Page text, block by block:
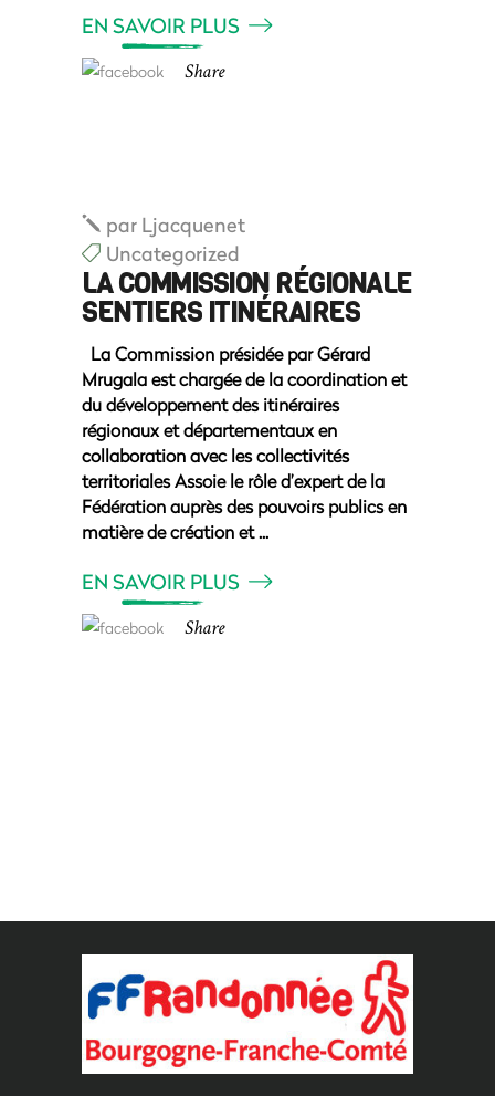
EN SAVOIR PLUS
Share
par Ljacquenet
Uncategorized
LA COMMISSION RÉGIONALE
SENTIERS ITINÉRAIRES
La Commission présidée par Gérard
Mrugala est chargée de la coordination et
du développement des itinéraires
régionaux et départementaux en
collaboration avec les collectivités
territoriales Assoie le rôle d’expert de la
Fédération auprès des pouvoirs publics en
matière de création et
EN SAVOIR PLUS
Share